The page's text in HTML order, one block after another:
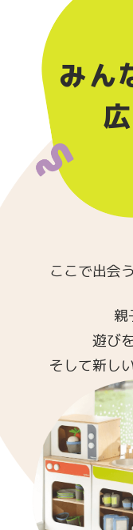
みん
ここで出会
親
遊び
そして新し